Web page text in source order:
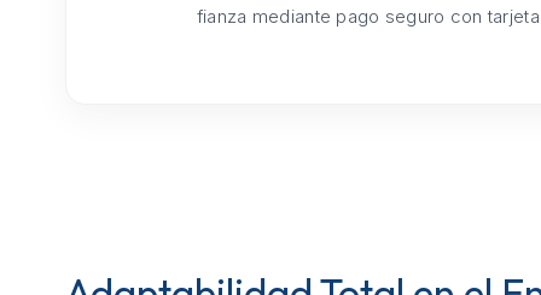
fianza mediante pago seguro con